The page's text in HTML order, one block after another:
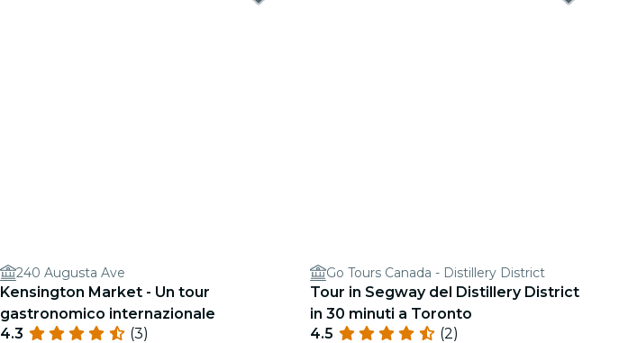
240 Augusta Ave
Kensington Market - Un tour
gastronomico internazionale
4.3
(3)
Go Tours Canada - Distillery District
Tour in Segway del Distillery District
in 30 minuti a Toronto
4.5
(2)